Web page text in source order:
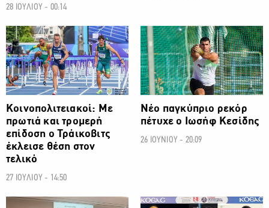
28 ΙΟΥΛΙΟΥ - 00:14
ΑΛΛΑ ΣΠΟΡ
Κοινοπολιτειακοί: Με
πρωτιά και τρομερή
επίδοση ο Τράικοβιτς
έκλεισε θέση στον
τελικό
27 ΙΟΥΛΙΟΥ - 14:50
ΑΛΛΑ ΣΠΟΡ
Νέο παγκύπριο ρεκόρ
πέτυχε ο Ιωσήφ Κεσίδης
26 ΙΟΥΝΙΟΥ - 20:09
ΑΛΛΑ ΣΠΟΡ ΑΛΛΑ ΣΠΟΡ